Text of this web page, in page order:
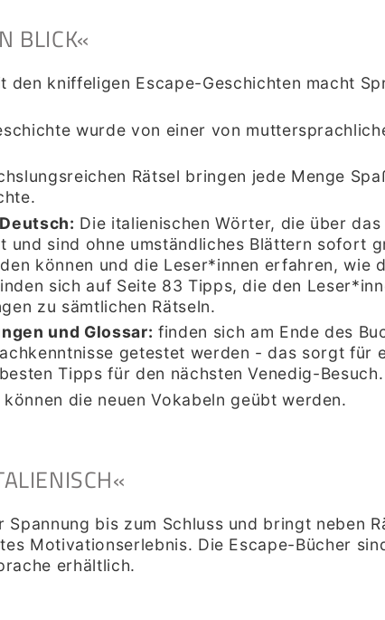
BLICK«
den kniffeligen Escape-Geschichten macht
wurde von einer von
Rätsel bringen jede Menge
.
: Die italienischen Wörter, die über
und sind ohne umständliches Blättern sofort
können und die Leser*innen erfahren, wie
sich auf Seite 83 Tipps, die den
zu sämtlichen Rätseln.
und Glossar: finden sich am Ende des
getestet werden - das sorgt für
Tipps für den nächsten Venedig-Besuch.
die neuen Vokabeln geübt werden.
«
bis zum Schluss und bringt neben
Motivationserlebnis. Die Escape-Bücher
erhältlich.